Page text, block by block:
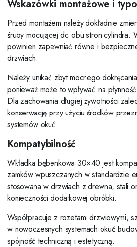
Wskazówki montażowe i
Przed montażem należy dokładnie
śruby mocującej do obu stron cylindra.
powinien zapewniać równe i
drzwiach.
Należy unikać zbyt mocnego
ponieważ może to wpływać na
Dla zachowania długiej żywotności
konserwację przy użyciu środków
systemów okuć.
Kompatybilność
Wkładka bębenkowa 30×40 jest
zamków wpuszczanych w standardzie
stosowana w drzwiach z drewna, stali
konieczności dodatkowej obróbki.
Współpracuje z rozetami drzwiowymi,
w nowoczesnych systemach okuć
spójność techniczną i estetyczną.